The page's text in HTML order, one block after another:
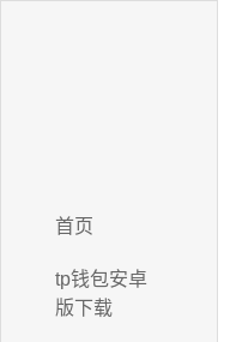
首页
tp钱包安卓
版下载